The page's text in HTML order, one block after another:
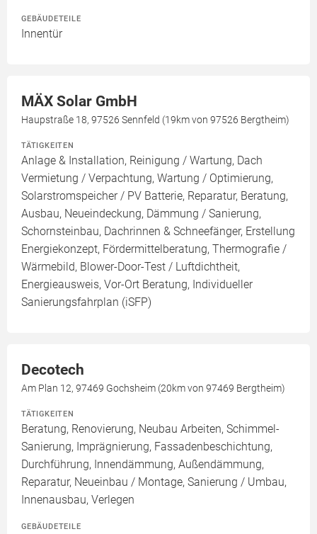
GEBÄUDETEILE
Innentür
MÄX Solar GmbH
Haupstraße 18, 97526 Sennfeld (19km von 97526 Bergtheim)
TÄTIGKEITEN
Anlage & Installation, Reinigung / Wartung, Dach
Vermietung / Verpachtung, Wartung / Optimierung,
Solarstromspeicher / PV Batterie, Reparatur, Beratung,
Ausbau, Neueindeckung, Dämmung / Sanierung,
Schornsteinbau, Dachrinnen & Schneefänger, Erstellung
Energiekonzept, Fördermittelberatung, Thermografie /
Wärmebild, Blower-Door-Test / Luftdichtheit,
Energieausweis, Vor-Ort Beratung, Individueller
Sanierungsfahrplan (iSFP)
Decotech
Am Plan 12, 97469 Gochsheim (20km von 97469 Bergtheim)
TÄTIGKEITEN
Beratung, Renovierung, Neubau Arbeiten, Schimmel-
Sanierung, Imprägnierung, Fassadenbeschichtung,
Durchführung, Innendämmung, Außendämmung,
Reparatur, Neueinbau / Montage, Sanierung / Umbau,
Innenausbau, Verlegen
GEBÄUDETEILE